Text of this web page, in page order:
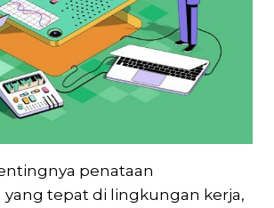
penataan
yang tepat di lingkungan kerja,